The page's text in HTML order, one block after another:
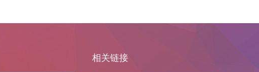
相关链接